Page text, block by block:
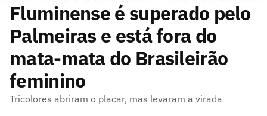
Fluminense é superado pelo
Palmeiras e está fora do
mata-mata do Brasileirão
feminino
Tricolores abriram o placar, mas levaram a virada